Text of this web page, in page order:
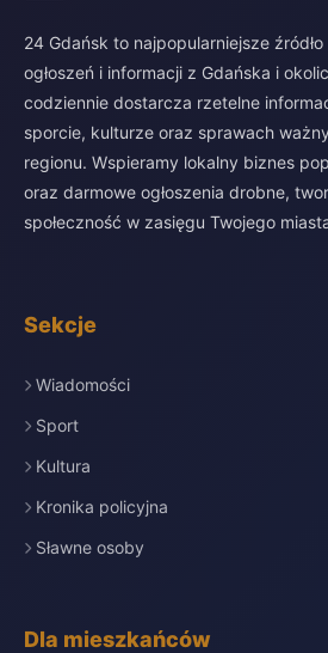
24 Gdańsk to najpopularniejsze
ogłoszeń i informacji z Gdańska i
codziennie dostarcza rzetelne
sporcie, kulturze oraz sprawach
regionu. Wspieramy lokalny biznes
oraz darmowe ogłoszenia drobne,
społeczność w zasięgu Twojego
Sekcje
Wiadomości
Sport
Kultura
Kronika policyjna
Sławne osoby
Dla mieszkańców